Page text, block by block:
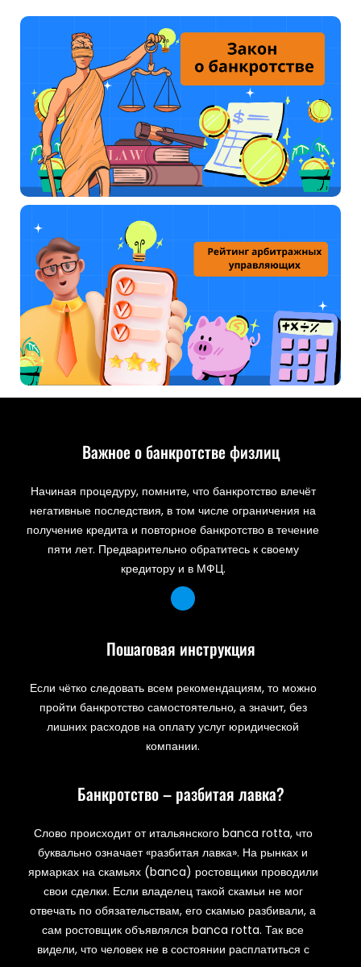
Важное о банкротстве физлиц
Начиная процедуру, помните, что банкротство влечёт
негативные последствия, в том числе ограничения на
получение кредита и повторное банкротство в течение
пяти лет. Предварительно обратитесь к своему
кредитору и в МФЦ.
Пошаговая инструкция
Если чётко следовать всем рекомендациям, то можно
пройти банкротство самостоятельно, а значит, без
лишних расходов на оплату услуг юридической
компании.
Банкротство – разбитая лавка?
Слово происходит от итальянского banca rotta, что
буквально означает «разбитая лавка». На рынках и
ярмарках на скамьях (banca) ростовщики проводили
свои сделки. Если владелец такой скамьи не мог
отвечать по обязательствам, его скамью разбивали, а
сам ростовщик объявлялся banca rotta. Так все
видели, что человек не в состоянии расплатиться с